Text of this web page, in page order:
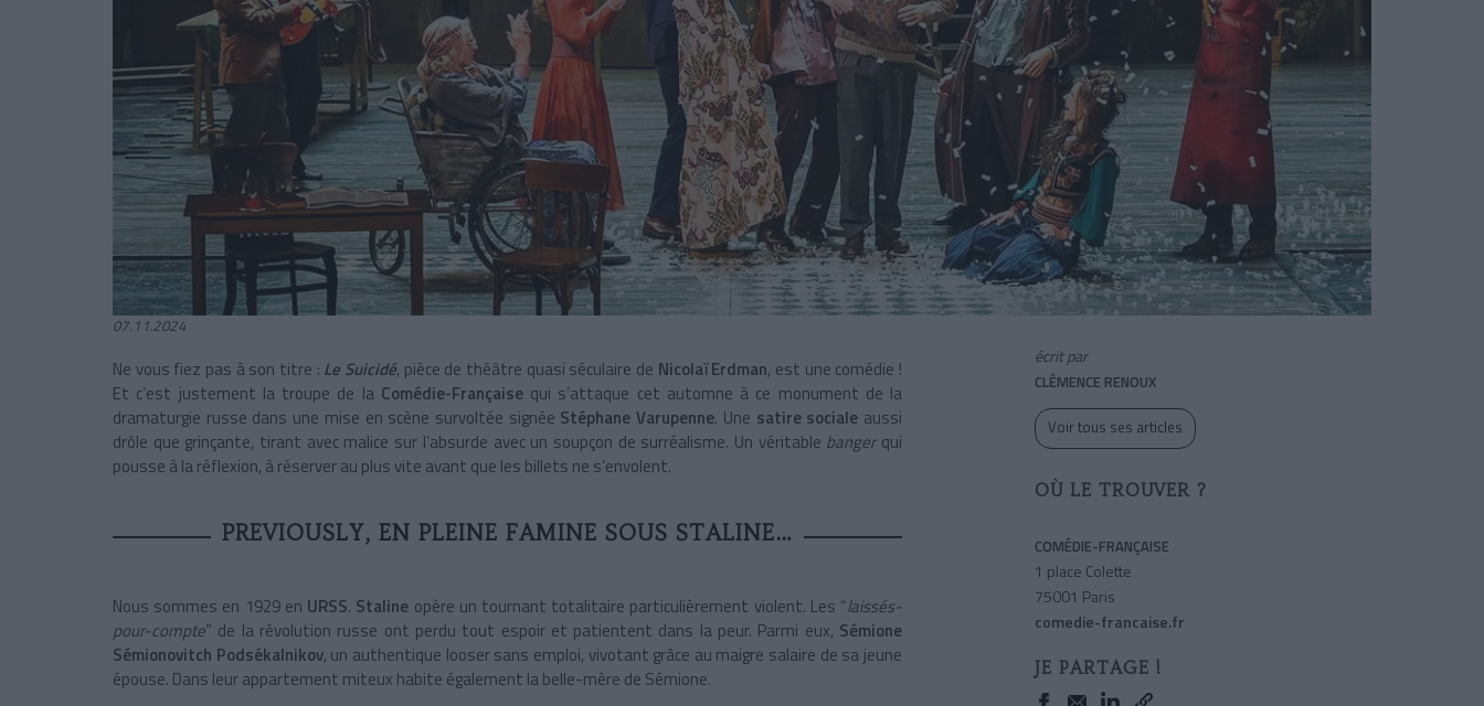
07.11.2024
Ne vous fiez pas à son titre : Le Suicidé, pièce de théâtre quasi séculaire de Nicolaï Erdman, est une comédie !
Et c’est justement la troupe de la Comédie-Françaisequi s’attaque cet automne à ce monument de la
dramaturgie russe dans une mise en scène survoltée signée Stéphane Varupenne. Une satire sociale aussi
drôle que grinçante, tirant avec malice sur l’absurde avec un soupçon de surréalisme. Un véritable banger qui
pousse à la réflexion, à réserver au plus vite avant que les billets ne s’envolent.
PREVIOUSLY, EN PLEINE FAMINE SOUS STALINE…
Nous sommes en 1929 en URSS. Staline opère un tournant totalitaire particulièrement violent. Les “laissés-
pour-compte” de la révolution russe ont perdu tout espoir et patientent dans la peur. Parmi eux, Sémione
Sémionovitch Podsékalnikov, un authentique looser sans emploi, vivotant grâce au maigre salaire de sa jeune
épouse. Dans leur appartement miteux habite également la belle-mère de Sémione.
écrit par
CLÉMENCE RENOUX
Voir tous ses articles
OÙ LE TROUVER ?
COMÉDIE-FRANÇAISE
1 place Colette
75001 Paris
comedie-francaise.fr
JE PARTAGE !